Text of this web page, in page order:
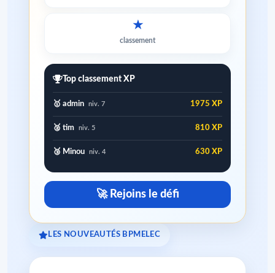
★
classement
Top classement XP
🥇 admin niv. 7 1975 XP
🥈 tim niv. 5 810 XP
🥉 Minou niv. 4 630 XP
🚀 Rejoins le défi
LES NOUVEAUTÉS BPMELEC